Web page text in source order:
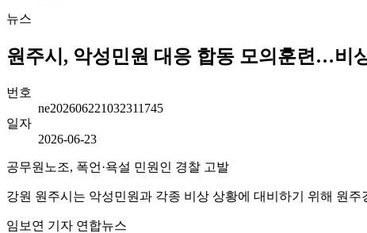
뉴스
원주시, 악성민원 대응 합동 모의훈련…비
번호
ne202606221032311745
일자
2026-06-23
공무원노조, 폭언·욕설 민원인 경찰 고발
강원 원주시는 악성민원과 각종 비상 상황에 대비하기 위해 원
임보연 기자 연합뉴스